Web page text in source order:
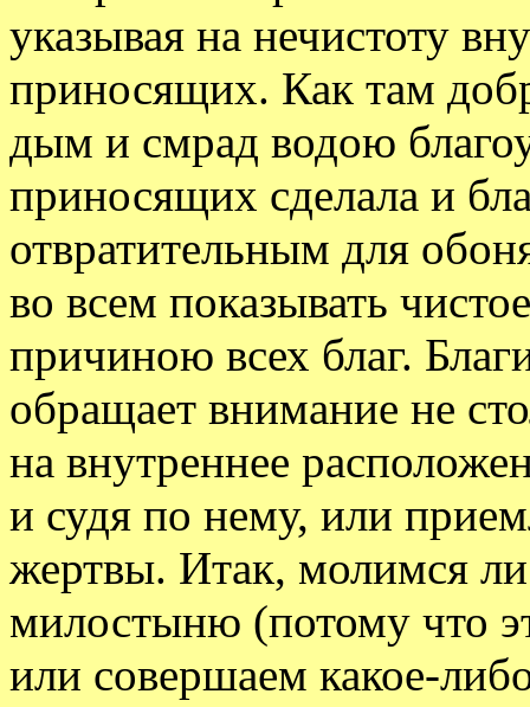
указывая на нечистоту
приносящих. Как там
дым и смрад водою
приносящих сделала и
отвратительным для
во всем показывать
причиною всех благ.
обращает внимание не
на внутреннее
и судя по нему, или
жертвы. Итак, молимся
милостыню (потому что
или совершаем какое-